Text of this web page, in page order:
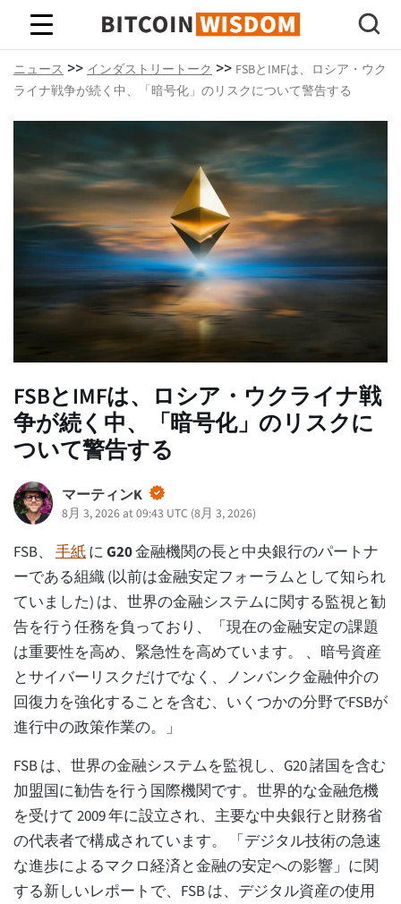
ビットコインの知恵
ニュース >> インダストリートーク >> FSBとIMFは、ロシア・ウク
ライナ戦争が続く中、「暗号化」のリスクについて警告する
FSBとIMFは、ロシア・ウクライナ戦
争が続く中、「暗号化」のリスクに
ついて警告する
マーティンK
8月 3, 2026 at 09:43 UTC (8月 3, 2026)
FSB、 手紙にG20金融機関の長と中央銀行のパートナ
ーである組織 (以前は金融安定フォーラムとして知られ
ていました) は、世界の金融システムに関する監視と勧
告を行う任務を負っており、「現在の金融安定の課題
は重要性を高め、緊急性を高めています。 、暗号資産
とサイバーリスクだけでなく、ノンバンク金融仲介の
回復力を強化することを含む、いくつかの分野でFSBが
進行中の政策作業の。」
FSB は、世界の金融システムを監視し、G20 諸国を含む
加盟国に勧告を行う国際機関です。世界的な金融危機
を受けて 2009 年に設立され、主要な中央銀行と財務省
の代表者で構成されています。 「デジタル技術の急速
な進歩によるマクロ経済と金融の安定への影響」に関
する新しいレポートで、FSB は、デジタル資産の使用